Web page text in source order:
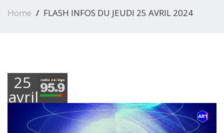
Home FLASH INFOS DU JEUDI 25 AVRIL 2024
25
avril
2024